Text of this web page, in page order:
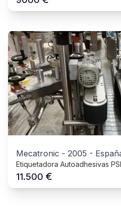
Mecatronic - 2005 -
Etiquetadora Autoadhesivas
11.500 €